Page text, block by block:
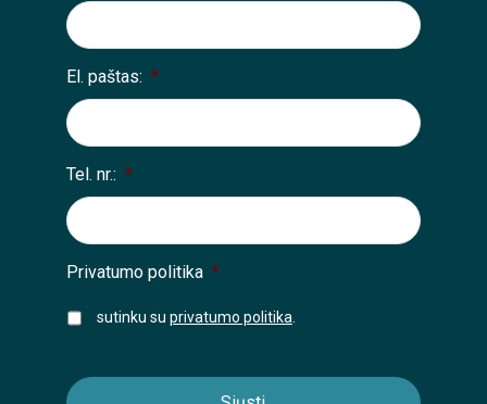
El. paštas: *
Tel. nr.: *
Privatumo politika *
sutinku su privatumo politika